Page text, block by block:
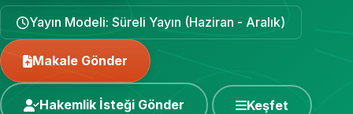
Yayın Modeli: Süreli Yayın (Haziran - Aralık)
Makale Gönder
Hakemlik İsteği Gönder Keşfet